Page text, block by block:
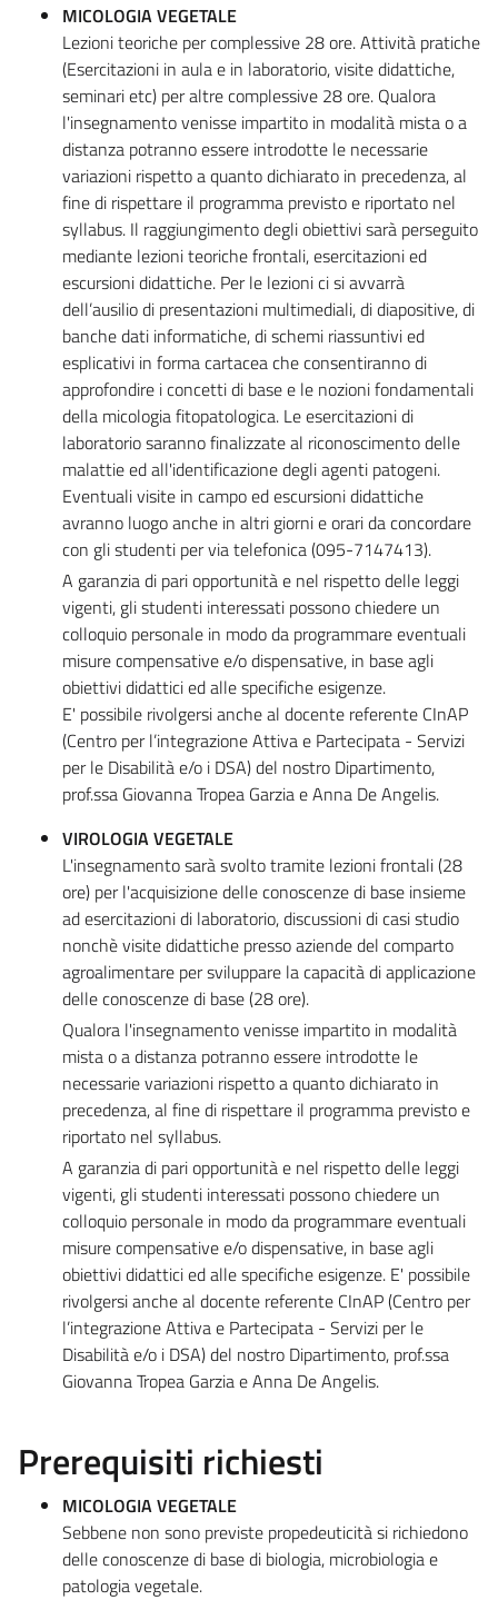
MICOLOGIA VEGETALE
Lezioni teoriche per complessive 28 ore. Attività pratiche
(Esercitazioni in aula e in laboratorio, visite didattiche,
seminari etc) per altre complessive 28 ore. Qualora
l'insegnamento venisse impartito in modalità mista o a
distanza potranno essere introdotte le necessarie
variazioni rispetto a quanto dichiarato in precedenza, al
fine di rispettare il programma previsto e riportato nel
syllabus. Il raggiungimento degli obiettivi sarà perseguito
mediante lezioni teoriche frontali, esercitazioni ed
escursioni didattiche. Per le lezioni ci si avvarrà
dell’ausilio di presentazioni multimediali, di diapositive, di
banche dati informatiche, di schemi riassuntivi ed
esplicativi in forma cartacea che consentiranno di
approfondire i concetti di base e le nozioni fondamentali
della micologia fitopatologica. Le esercitazioni di
laboratorio saranno finalizzate al riconoscimento delle
malattie ed all'identificazione degli agenti patogeni.
Eventuali visite in campo ed escursioni didattiche
avranno luogo anche in altri giorni e orari da concordare
con gli studenti per via telefonica (095-7147413).
A garanzia di pari opportunità e nel rispetto delle leggi
vigenti, gli studenti interessati possono chiedere un
colloquio personale in modo da programmare eventuali
misure compensative e/o dispensative, in base agli
obiettivi didattici ed alle specifiche esigenze.
E' possibile rivolgersi anche al docente referente CInAP
(Centro per l’integrazione Attiva e Partecipata - Servizi
per le Disabilità e/o i DSA) del nostro Dipartimento,
prof.ssa Giovanna Tropea Garzia e Anna De Angelis.
VIROLOGIA VEGETALE
L'insegnamento sarà svolto tramite lezioni frontali (28
ore) per l'acquisizione delle conoscenze di base insieme
ad esercitazioni di laboratorio, discussioni di casi studio
nonchè visite didattiche presso aziende del comparto
agroalimentare per sviluppare la capacità di applicazione
delle conoscenze di base (28 ore).
Qualora l'insegnamento venisse impartito in modalità
mista o a distanza potranno essere introdotte le
necessarie variazioni rispetto a quanto dichiarato in
precedenza, al fine di rispettare il programma previsto e
riportato nel syllabus.
A garanzia di pari opportunità e nel rispetto delle leggi
vigenti, gli studenti interessati possono chiedere un
colloquio personale in modo da programmare eventuali
misure compensative e/o dispensative, in base agli
obiettivi didattici ed alle specifiche esigenze. E' possibile
rivolgersi anche al docente referente CInAP (Centro per
l’integrazione Attiva e Partecipata - Servizi per le
Disabilità e/o i DSA) del nostro Dipartimento, prof.ssa
Giovanna Tropea Garzia e Anna De Angelis.
Prerequisiti richiesti
MICOLOGIA VEGETALE
Sebbene non sono previste propedeuticità si richiedono
delle conoscenze di base di biologia, microbiologia e
patologia vegetale.